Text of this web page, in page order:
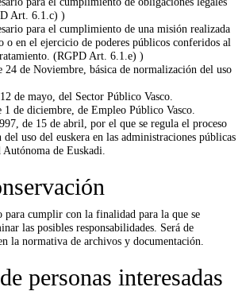
Art. 6.1.c) )
para el cumplimiento de una misión realizada
o en el ejercicio de poderes públicos conferidos al
(RGPD Art. 6.1.e) )
de Noviembre, básica de normalización del uso
de mayo, del Sector Público Vasco.
de diciembre, de Empleo Público Vasco.
de 15 de abril, por el que se regula el proceso
uso del euskera en las administraciones públicas
de Euskadi.
para cumplir con la finalidad para la que se
las posibles responsabilidades. Será de
la normativa de archivos y documentación.
personas interesadas